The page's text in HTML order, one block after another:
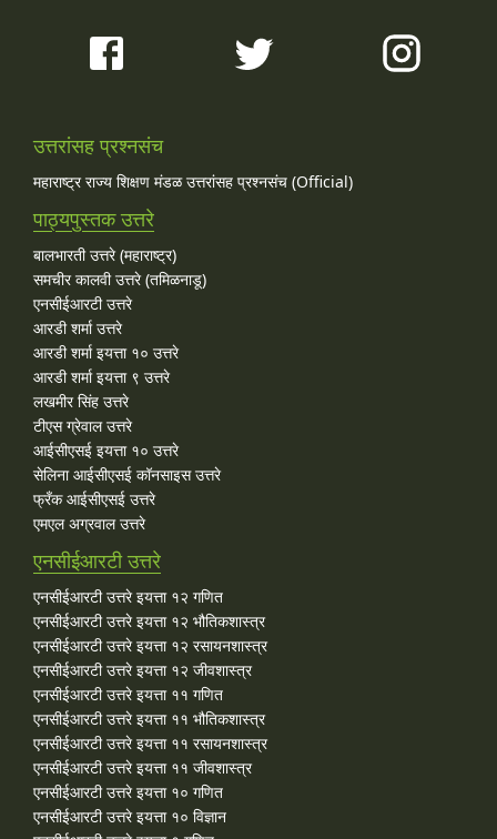
उत्तरांसह प्रश्नसंच
महाराष्ट्र राज्य शिक्षण मंडळ उत्तरांसह प्रश्नसंच (Official)
पाठ्यपुस्तक उत्तरे
बालभारती उत्तरे (महाराष्ट्र)
समचीर कालवी उत्तरे (तमिळनाडू)
एनसीईआरटी उत्तरे
आरडी शर्मा उत्तरे
आरडी शर्मा इयत्ता १० उत्तरे
आरडी शर्मा इयत्ता ९ उत्तरे
लखमीर सिंह उत्तरे
टीएस ग्रेवाल उत्तरे
आईसीएसई इयत्ता १० उत्तरे
सेलिना आईसीएसई कॉनसाइस उत्तरे
फ्रँक आईसीएसई उत्तरे
एमएल अग्रवाल उत्तरे
एनसीईआरटी उत्तरे
एनसीईआरटी उत्तरे इयत्ता १२ गणित
एनसीईआरटी उत्तरे इयत्ता १२ भौतिकशास्त्र
एनसीईआरटी उत्तरे इयत्ता १२ रसायनशास्त्र
एनसीईआरटी उत्तरे इयत्ता १२ जीवशास्त्र
एनसीईआरटी उत्तरे इयत्ता ११ गणित
एनसीईआरटी उत्तरे इयत्ता ११ भौतिकशास्त्र
एनसीईआरटी उत्तरे इयत्ता ११ रसायनशास्त्र
एनसीईआरटी उत्तरे इयत्ता ११ जीवशास्त्र
एनसीईआरटी उत्तरे इयत्ता १० गणित
एनसीईआरटी उत्तरे इयत्ता १० विज्ञान